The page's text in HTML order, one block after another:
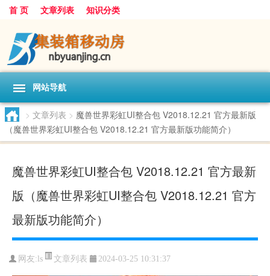
首 页 文章列表 知识分类
网站导航
> 文章列表 > 魔兽世界彩虹UI整合包 V2018.12.21 官方最新版
（魔兽世界彩虹UI整合包 V2018.12.21 官方最新版功能简介）
魔兽世界彩虹UI整合包 V2018.12.21 官方最新
版（魔兽世界彩虹UI整合包 V2018.12.21 官方
最新版功能简介）
网友: ls 文章列表 2024-03-25 10:31:37